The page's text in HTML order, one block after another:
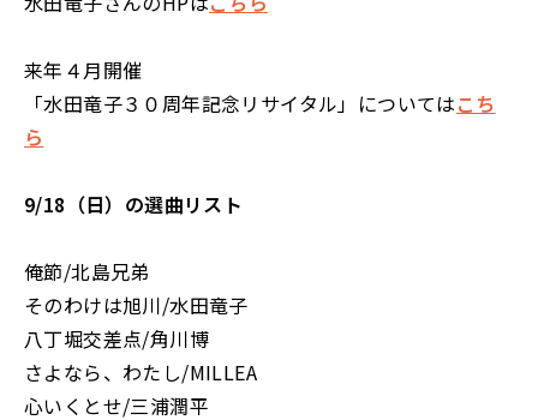
来年４月開催
「水田竜子３０周年記念リサイタル」についてはこち
ら
9/18（日）の選曲リスト
俺節/北島兄弟
そのわけは旭川/水田竜子
八丁堀交差点/角川博
さよなら、わたし/MILLEA
心いくとせ/三浦潤平